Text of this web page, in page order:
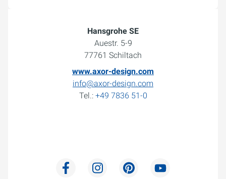
Hansgrohe SE
Auestr. 5-9
77761 Schiltach
www.axor-design.com
info@axor-design.com
Tel.: +49 7836 51-0